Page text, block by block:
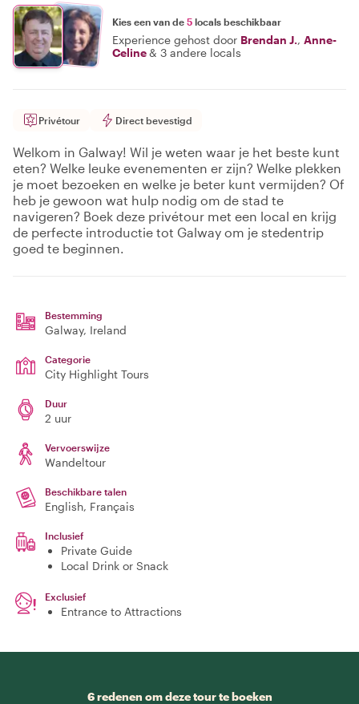
Kies een van de 5 locals beschikbaar
Experience gehost door Brendan J., Anne-
Celine& 3 andere locals
Privétour Direct bevestigd
Welkom in Galway! Wil je weten waar je het beste kunt
eten? Welke leuke evenementen er zijn? Welke plekken
je moet bezoeken en welke je beter kunt vermijden? Of
heb je gewoon wat hulp nodig om de stad te
navigeren? Boek deze privétour met een local en krijg
de perfecte introductie tot Galway om je stedentrip
goed te beginnen.
Bestemming
Galway, Ireland
Categorie
City Highlight Tours
Duur
2 uur
Vervoerswijze
Wandeltour
Beschikbare talen
English, Français
Inclusief
Private Guide
Local Drink or Snack
Exclusief
Entrance to Attractions
6 redenen om deze tour te boeken